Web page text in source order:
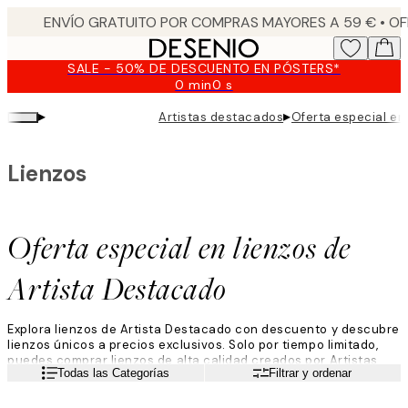
SALE - 50% DE DESCUENTO EN PÓSTERS*
0 min0 s
Válido
hasta:
2026-
▸ Artistas destacados▸Oferta especial
Oferta especial en lienzos de
Artista Destacado
Lienzos
Explora lienzos de Artista Destacado con descuento y descubre
lienzos únicos a precios exclusivos. Solo por tiempo limitado,
puedes comprar lienzos de alta calidad creados por Artistas
Destacados especialmente seleccionados de todo el mundo.
Leer másTodas las Categorías Filtrar y ordenar